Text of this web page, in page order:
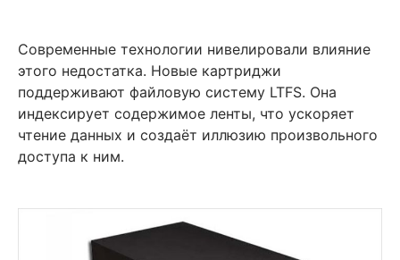
Современные технологии нивелировали влияние
этого недостатка. Новые картриджи
поддерживают файловую систему LTFS. Она
индексирует содержимое ленты, что ускоряет
чтение данных и создаёт иллюзию произвольного
доступа к ним.